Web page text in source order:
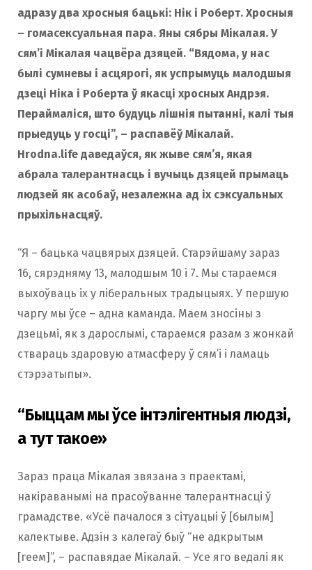
адразу два хросныя бацькі: Нік і Роберт. Хросныя
– гомасексуальная пара. Яны сябры Мікалая. У
сям’і Мікалая чацвёра дзяцей. “Вядома, у нас
былі сумневы і асцярогі, як успрымуць малодшыя
дзеці Ніка і Роберта ў якасці хросных Андрэя.
Пераймаліся, што будуць лішнія пытанні, калі тыя
прыедуць у госці”, – распавёў Мікалай.
Hrodna.life даведаўся, як жыве сям’я, якая
абрала талерантнасць і вучыць дзяцей прымаць
людзей як асобаў, незалежна ад іх сэксуальных
прыхільнасцяў.
“Я – бацька чацвярых дзяцей. Старэйшаму зараз
16, сярэдняму 13, малодшым 10 і 7. Мы стараемся
выхоўваць іх у ліберальных традыцыях. У першую
чаргу мы ўсе – адна каманда. Маем зносіны з
дзецьмі, як з дарослымі, стараемся разам з жонкай
ствараць здаровую атмасферу ў сям’і і ламаць
стэрэатыпы».
“Быццам мы ўсе інтэлігентныя людзі,
а тут такое»
Зараз праца Мікалая звязана з праектамі,
накіраванымі на прасоўванне талерантнасці ў
грамадстве. «Усё пачалося з сітуацыі ў [былым]
калектыве. Адзін з калегаў быў “не адкрытым
[геем]”, – распавядае Мікалай. – Усе яго ведалі як